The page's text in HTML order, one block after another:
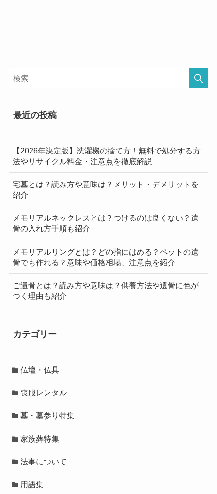
最近の投稿
【2026年決定版】洗濯機の捨て方！無料で処分する方
法やリサイクル料金・注意点を徹底解説
宅墓とは？読み方や意味は？メリット・デメリットを
紹介
メモリアルネックレスとは？つけるのは良くない？遺
骨の入れ方手順も紹介
メモリアルリングとは？どの指にはめる？ペットの遺
骨でも作れる？意味や価格相場、注意点を紹介
ご遺骨とは？読み方や意味は？供養方法や遺骨に色が
つく理由も紹介
カテゴリー
仏壇・仏具
喪服レンタル
墓・墓参り特集
家族葬特集
法事について
用語集